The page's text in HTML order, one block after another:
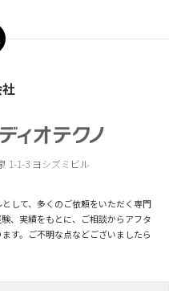
1-1-3 ヨシズミビル
して、多くのご依頼をいただく専門
、実績をもとに、ご相談からアフタ
す。ご不明な点などございましたら